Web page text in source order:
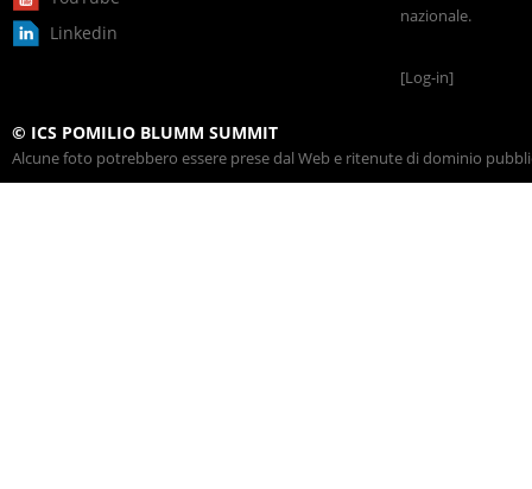
Linkedin
nazionale.
[Log-in]
© ICS POMILIO BLUMM SUMMIT
Alcune foto potrebbero essere prese dal Web e ritenute di dominio